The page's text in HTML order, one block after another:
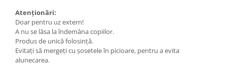
Atenționări:
Doar pentru uz extern!
A nu se lăsa la îndemâna copiilor.
Produs de unică folosință.
Evitați să mergeți cu șosetele în picioare, pentru a evita
alunecarea.